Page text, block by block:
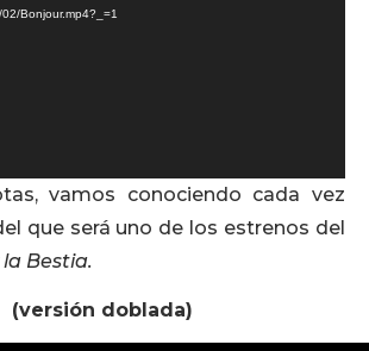
Bonjour.mp4?_=1
vamos conociendo cada vez
que será uno de los estrenos del
Bestia.
(versión doblada)